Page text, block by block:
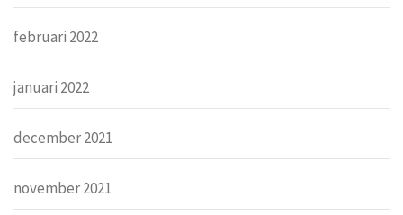
februari 2022
januari 2022
december 2021
november 2021